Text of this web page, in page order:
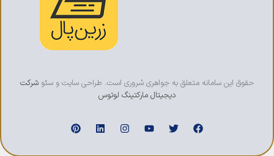
حقوق این سامانه متعلق به جواهری سُروری است. طراحی سایت و سئو شرکت
دیجیتال مارکتینگ لوتوس